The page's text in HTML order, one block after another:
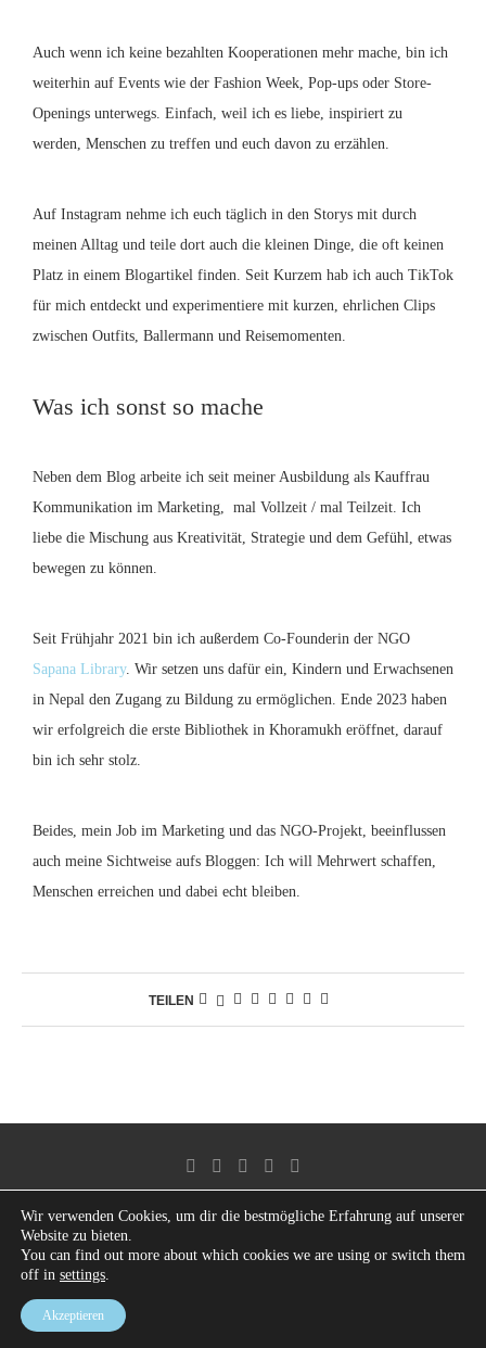
Auch wenn ich keine bezahlten Kooperationen mehr mache, bin ich
weiterhin auf Events wie der Fashion Week, Pop-ups oder Store-
Openings unterwegs. Einfach, weil ich es liebe, inspiriert zu
werden, Menschen zu treffen und euch davon zu erzählen.
Auf Instagram nehme ich euch täglich in den Storys mit durch
meinen Alltag und teile dort auch die kleinen Dinge, die oft keinen
Platz in einem Blogartikel finden. Seit Kurzem hab ich auch TikTok
für mich entdeckt und experimentiere mit kurzen, ehrlichen Clips
zwischen Outfits, Ballermann und Reisemomenten.
Was ich sonst so mache
Neben dem Blog arbeite ich seit meiner Ausbildung als Kauffrau
Kommunikation im Marketing, mal Vollzeit / mal Teilzeit. Ich
liebe die Mischung aus Kreativität, Strategie und dem Gefühl, etwas
bewegen zu können.
Seit Frühjahr 2021 bin ich außerdem Co-Founderin der NGO
Sapana Library. Wir setzen uns dafür ein, Kindern und Erwachsenen
in Nepal den Zugang zu Bildung zu ermöglichen. Ende 2023 haben
wir erfolgreich die erste Bibliothek in Khoramukh eröffnet, darauf
bin ich sehr stolz.
Beides, mein Job im Marketing und das NGO-Projekt, beeinflussen
auch meine Sichtweise aufs Bloggen: Ich will Mehrwert schaffen,
Menschen erreichen und dabei echt bleiben.
TEILEN
Kontakt Impressum
© 2025 Sarah Kuhn | All rights reserved. Designed and Developed by PenciDesign.
Wir verwenden Cookies, um dir die bestmögliche Erfahrung auf unserer
Website zu bieten.
You can find out more about which cookies we are using or switch them
off in settings.
Akzeptieren